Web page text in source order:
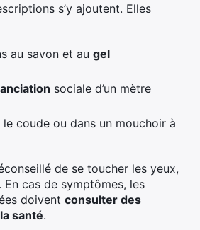
s’y ajoutent. Elles
au savon et au gel
sociale d’un mètre
coude ou dans un mouchoir à
de se toucher les yeux,
cas de symptômes, les
doivent consulter des
santé.